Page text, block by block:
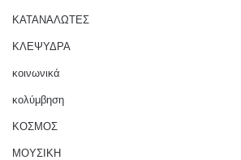
ΚΑΤΑΝΑΛΩΤΕΣ
ΚΛΕΨΥΔΡΑ
κοινωνικά
κολύμβηση
ΚΟΣΜΟΣ
ΜΟΥΣΙΚΗ